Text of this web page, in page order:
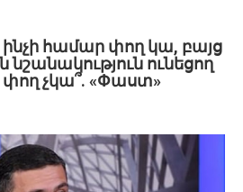
համար փող կա, բայց
ունեցող
չկա՞. «Փաստ»